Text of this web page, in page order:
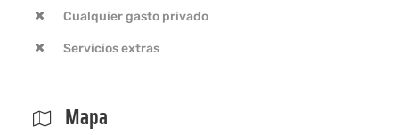
Cualquier gasto privado
Servicios extras
Mapa